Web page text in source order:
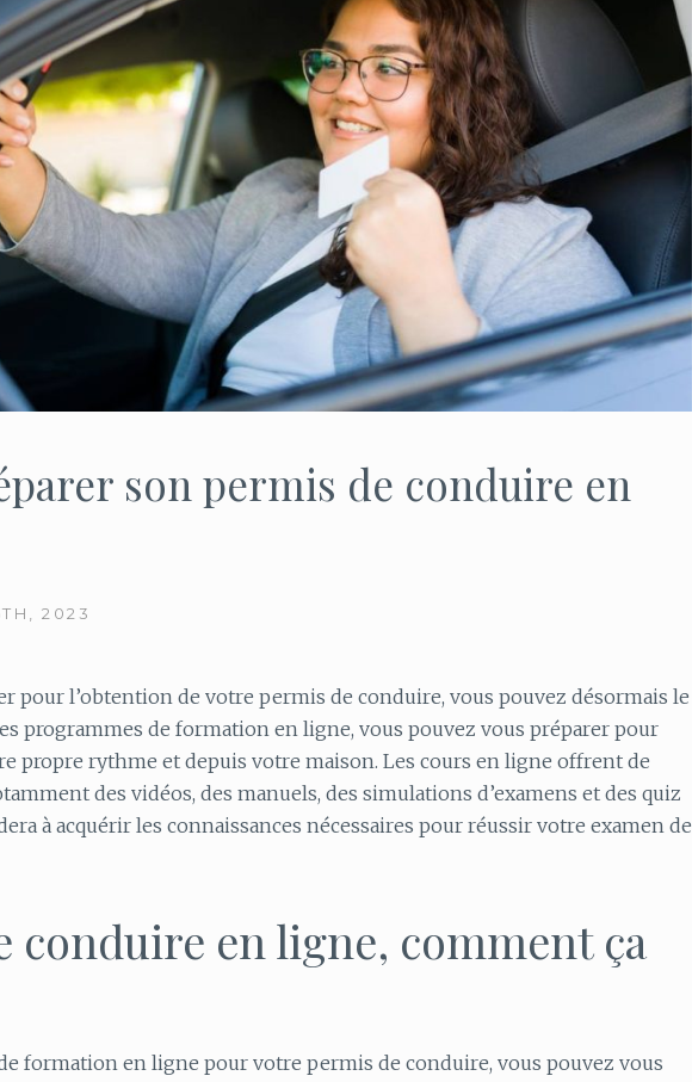
son permis de conduire en
2023
pour l’obtention de votre permis de conduire, vous pouvez désormais le
programmes de formation en ligne, vous pouvez vous préparer pour
propre rythme et depuis votre maison. Les cours en ligne offrent de
des vidéos, des manuels, des simulations d’examens et des quiz
à acquérir les connaissances nécessaires pour réussir votre examen de
conduire en ligne, comment ça
formation en ligne pour votre permis de conduire, vous pouvez vous